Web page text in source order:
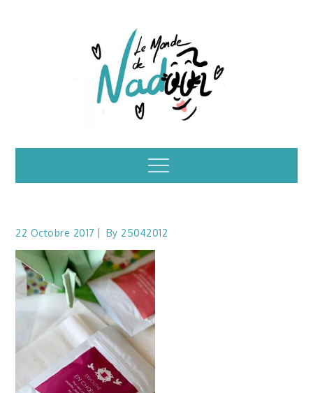
Illustrations – le
monde de Nadoo
Menu
22 Octobre 2017 By 25042012